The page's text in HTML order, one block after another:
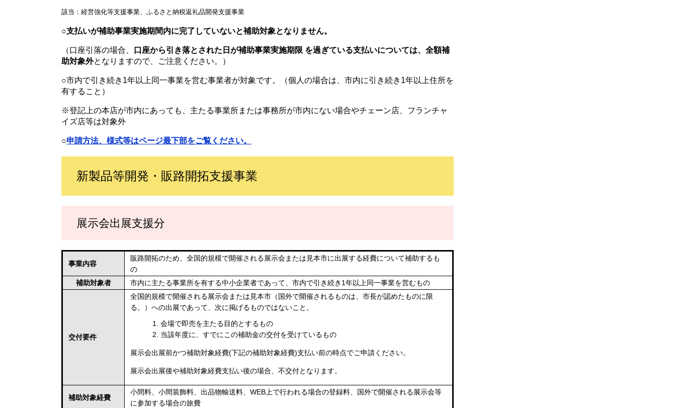
該当：経営強化等支援事業、ふるさと納税返礼品開発支援事業
○支払いが補助事業実施期間内に完了していないと補助対象となりません。
（口座引落の場合、
口座から引き落とされた日が補助事業実施期限 を過ぎている支払いについては、全額補
助対象外となりますので、ご注意ください。）
○市内で引き続き1年以上同一事業を営む事業者が対象です。（個人の場合は、市内に引き続き1年以上住所を
有すること）
※登記上の本店が市内にあっても、主たる事業所または事務所が市内にない場合やチェーン店、フランチャ
イズ店等は対象外
○申請方法、様式等はページ最下部をご覧ください。
新製品等開発・販路開拓支援事業
展示会出展支援分
事業内容
販路開拓のため、全国的規模で開催される展示会または見本市に出展する経費について補助するも
の
補助対象者
市内に主たる事業所を有する中小企業者であって、市内で引き続き1年以上同一事業を営むもの
交付要件
全国的規模で開催される展示会または見本市（国外で開催されるものは、市長が認めたものに限
る。）への出展であって、次に掲げるものではないこと。
会場で即売を主たる目的とするもの
当該年度に、すでにこの補助金の交付を受けているもの
展示会出展前かつ補助対象経費(下記の補助対象経費)支払い前の時点でご申請ください。
展示会出展後や補助対象経費支払い後の場合、不交付となります。
補助対象経費
小間料、小間装飾料、出品物輸送料、WEB上で行われる場合の登録料、国外で開催される展示会等
に参加する場合の旅費